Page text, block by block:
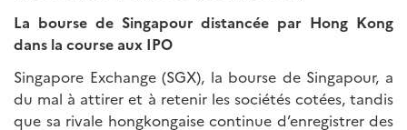
La bourse de Singapour distancée par Hong Kong
dans la course aux IPO
Singapore Exchange (SGX), la bourse de Singapour, a
du mal à attirer et à retenir les sociétés cotées, tandis
que sa rivale hongkongaise continue d’enregistrer des